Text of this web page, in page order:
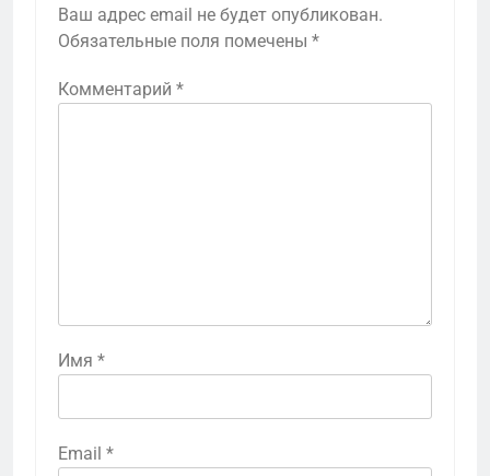
Ваш адрес email не будет опубликован.
Обязательные поля помечены *
Комментарий *
Имя *
Email *